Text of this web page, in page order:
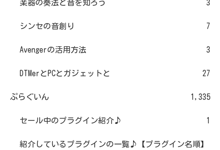
楽器の奏法と音を知ろう 3
シンセの音創り 7
Avengerの活用方法 3
DTMerとPCとガジェットと 27
ぷらぐいん 1,335
セール中のプラグイン紹介♪ 1
紹介しているプラグインの一覧♪【プラグイン名順】